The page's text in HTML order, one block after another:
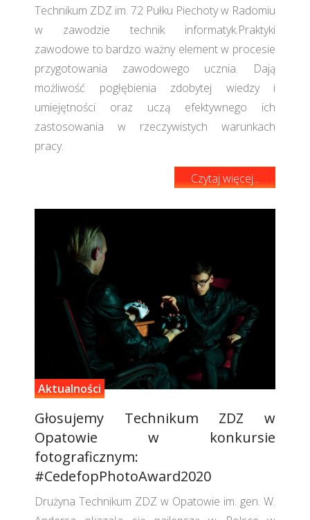
Technikum ZDZ im. 72 Pułku Piechoty w Radomiu
w zawodzie technik informatyk.Praktyki
zawodowe to bardzo ważny element w procesie
przygotowania zawodowego ucznia. Dają
możliwość pogłębienia zdobytej wiedzy i
umiejętności oraz uczą efektywnego ich
zastosowania w rzeczywistych warunkach
pracy.
Czytaj więcej...
Aktualności
Głosujemy Technikum ZDZ w
Opatowie w konkursie
fotograficznym:
#CedefopPhotoAward2020
Drużyna Technikum ZDZ w Opatowie im. gen. W.